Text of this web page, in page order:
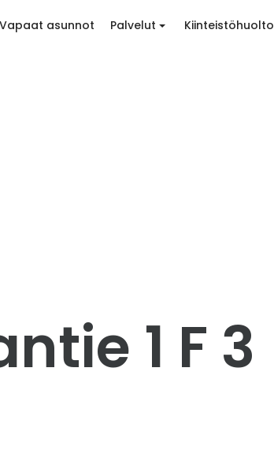
Vapaat asunnot Palvelut Kiinteistöhuolto
1 F 3